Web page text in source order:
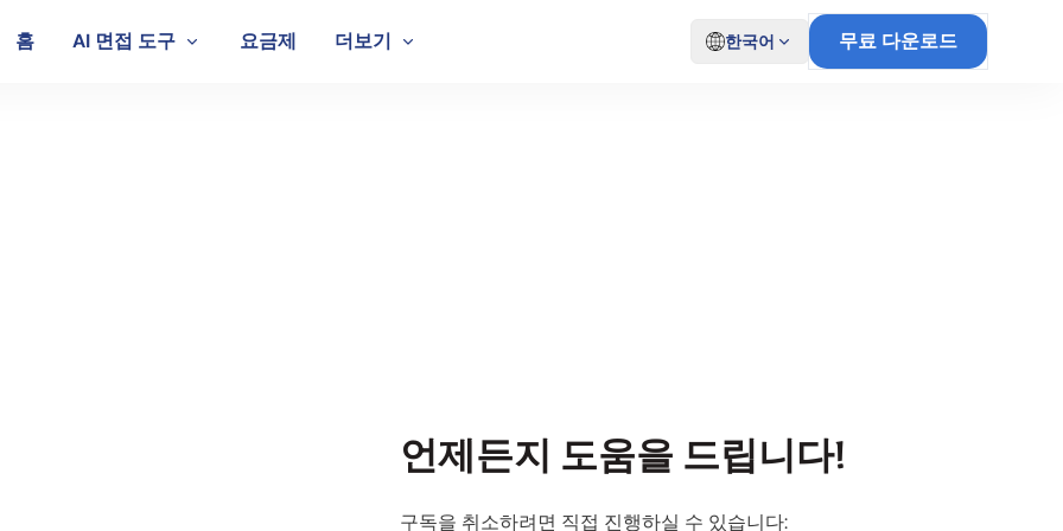
홈 AI 면접 도구 요금제 더보기 한국어 무료 다운로드
언제든지 도움을 드립니다!
구독을 취소하려면 직접 진행하실 수 있습니다: